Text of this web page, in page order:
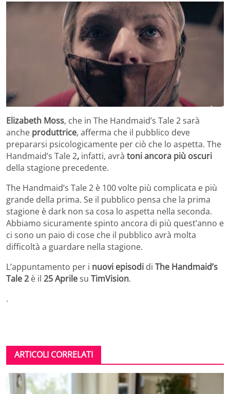
Elizabeth Moss, che in The Handmaid’s Tale 2 sarà
anche produttrice, afferma che il pubblico deve
prepararsi psicologicamente per ciò che lo aspetta. The
Handmaid’s Tale 2, infatti, avrà toni ancora più oscuri
della stagione precedente.
The Handmaid’s Tale 2 è 100 volte più complicata e più
grande della prima. Se il pubblico pensa che la prima
stagione è dark non sa cosa lo aspetta nella seconda.
Abbiamo sicuramente spinto ancora di più quest’anno e
ci sono un paio di cose che il pubblico avrà molta
difficoltà a guardare nella stagione.
L’appuntamento per i nuovi episodi di The Handmaid’s
Tale 2 è il 25 Aprilesu TimVision.
.
ARTICOLI CORRELATI